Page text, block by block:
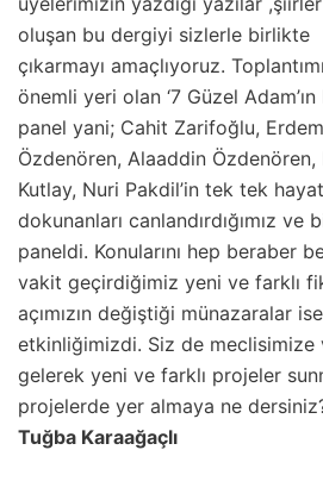
oluşan bu dergiyi sizlerle birlikte
çıkarmayı amaçlıyoruz.
önemli yeri olan ‘7 Güzel
panel yani; Cahit Zarifoğlu,
Özdenören, Alaaddin
Kutlay, Nuri Pakdil’in tek tek
dokunanları canlandırdığımız
paneldi. Konularını hep beraber
vakit geçirdiğimiz yeni ve farklı
açımızın değiştiği münazaralar
etkinliğimizdi. Siz de meclisimize
gelerek yeni ve farklı projeler
projelerde yer almaya ne
Tuğba Karaağaçlı